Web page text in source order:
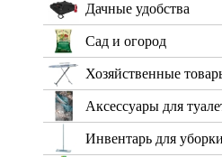
Дачные удобства
Сад и огород
Хозяйственные
Аксессуары для
Инвентарь для уборки